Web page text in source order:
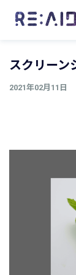
スクリーン
2021年02月11日